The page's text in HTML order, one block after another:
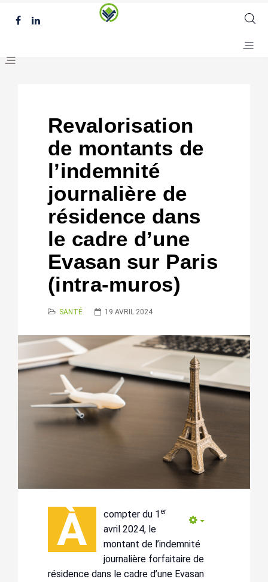
Revalorisation
de montants de
l’indemnité
journalière de
résidence dans
le cadre d’une
Evasan sur Paris
(intra-muros)
SANTÉ 19 AVRIL 2024
À compter du 1er
avril 2024, le
montant de l’indemnité
journalière forfaitaire de
résidence dans le cadre d’une Evasan